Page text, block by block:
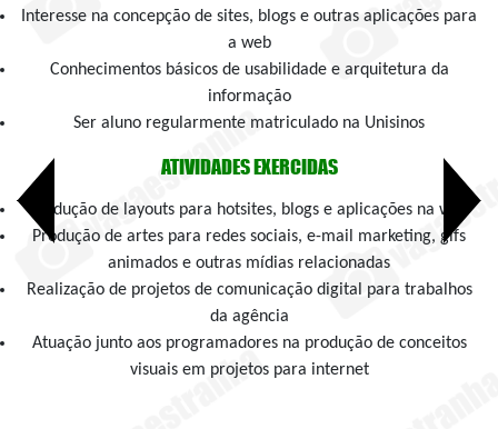
Interesse na concepção de sites, blogs e outras aplicações para
a web
Conhecimentos básicos de usabilidade e arquitetura da
informação
Ser aluno regularmente matriculado na Unisinos
ATIVIDADES EXERCIDAS
Produção de layouts para hotsites, blogs e aplicações na web
Produção de artes para redes sociais, e-mail marketing, gifs
animados e outras mídias relacionadas
Realização de projetos de comunicação digital para trabalhos
da agência
Atuação junto aos programadores na produção de conceitos
visuais em projetos para internet